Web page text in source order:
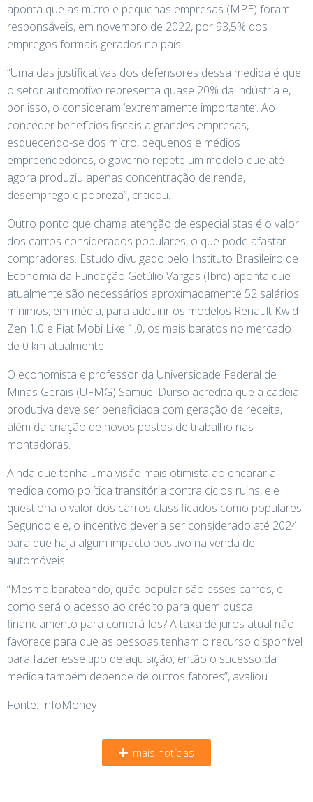
aponta que as micro e pequenas empresas (MPE) foram
responsáveis, em novembro de 2022, por 93,5% dos
empregos formais gerados no país.
“Uma das justificativas dos defensores dessa medida é que
o setor automotivo representa quase 20% da indústria e,
por isso, o consideram ‘extremamente importante’. Ao
conceder benefícios fiscais a grandes empresas,
esquecendo-se dos micro, pequenos e médios
empreendedores, o governo repete um modelo que até
agora produziu apenas concentração de renda,
desemprego e pobreza”, criticou.
Outro ponto que chama atenção de especialistas é o valor
dos carros considerados populares, o que pode afastar
compradores. Estudo divulgado pelo Instituto Brasileiro de
Economia da Fundação Getúlio Vargas (Ibre) aponta que
atualmente são necessários aproximadamente 52 salários
mínimos, em média, para adquirir os modelos Renault Kwid
Zen 1.0 e Fiat Mobi Like 1.0, os mais baratos no mercado
de 0 km atualmente.
O economista e professor da Universidade Federal de
Minas Gerais (UFMG) Samuel Durso acredita que a cadeia
produtiva deve ser beneficiada com geração de receita,
além da criação de novos postos de trabalho nas
montadoras.
Ainda que tenha uma visão mais otimista ao encarar a
medida como política transitória contra ciclos ruins, ele
questiona o valor dos carros classificados como populares.
Segundo ele, o incentivo deveria ser considerado até 2024
para que haja algum impacto positivo na venda de
automóveis.
“Mesmo barateando, quão popular são esses carros, e
como será o acesso ao crédito para quem busca
financiamento para comprá-los? A taxa de juros atual não
favorece para que as pessoas tenham o recurso disponível
para fazer esse tipo de aquisição, então o sucesso da
medida também depende de outros fatores”, avaliou.
Fonte: InfoMoney
mais notícias